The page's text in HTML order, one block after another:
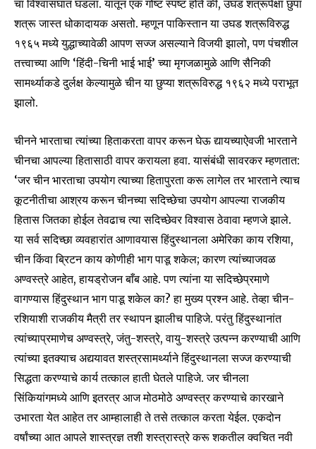
चा विश्वासघात घडला. यातून एक गोष्ट स्पष्ट होते की, उघड शत्रूपेक्षा छुपा
शत्रू जास्त धोकादायक असतो. म्हणून पाकिस्तान या उघड शत्रूविरुद्ध
१९६५ मध्ये युद्धाच्यावेळी आपण सज्ज असल्याने विजयी झालो, पण पंचशील
तत्त्वाच्या आणि ‘हिंदी-चिनी भाई भाई’ च्या मृगजळामुळे आणि सैनिकी
सामर्थ्याकडे दुर्लक्ष केल्यामुळे चीन या छुप्या शत्रूविरुद्ध १९६२ मध्ये पराभूत
झालो.
चीनने भारताचा त्यांच्या हिताकरता वापर करून घेऊ द्यायच्याऐवजी भारताने
चीनचा आपल्या हितासाठी वापर करायला हवा. यासंबंधी सावरकर म्हणतात:
‘जर चीन भारताचा उपयोग त्याच्या हितापुरता करू लागेल तर भारताने त्याच
कूटनीतीचा आश्रय करून चीनच्या सदिच्छेचा उपयोग आपल्या राजकीय
हितास जितका होईल तेवढाच त्या सदिच्छेवर विश्वास ठेवावा म्हणजे झाले.
या सर्व सदिच्छा व्यवहारांत आणावयास हिंदुस्थानला अमेरिका काय रशिया,
चीन किंवा ब्रिटन काय कोणीही भाग पाडू शकेल; कारण त्यांच्याजवळ
अण्वस्त्रे आहेत, हायड्रोजन बाँब आहे. पण त्यांना या सदिच्छेप्रमाणे
वागण्यास हिंदुस्थान भाग पाडू शकेल का? हा मुख्य प्रश्न आहे. तेव्हा चीन-
रशियाशी राजकीय मैत्री तर स्थापन झालीच पाहिजे. परंतु हिंदुस्थानांत
त्यांच्याप्रमाणेच अण्वस्त्रे, जंतु-शस्त्रे, वायु-शस्त्रे उत्पन्न करण्याची आणि
त्यांच्या इतक्याच अद्ययावत शस्त्रसामर्थ्याने हिंदुस्थानला सज्ज करण्याची
सिद्धता करण्याचे कार्य तत्काल हाती घेतले पाहिजे. जर चीनला
सिंकियांगमध्ये आणि इतरत्र आज मोठमोठे अण्वस्त्र करण्याचे कारखाने
उभारता येत आहेत तर आम्हालाही ते तसे तत्काल करता येईल. एकदोन
वर्षांच्या आत आपले शास्त्रज्ञ तशी शस्त्रास्त्रे करू शकतील क्वचित नवी